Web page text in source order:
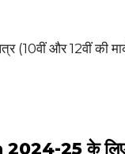
(10वीं और 12वीं की
25 के